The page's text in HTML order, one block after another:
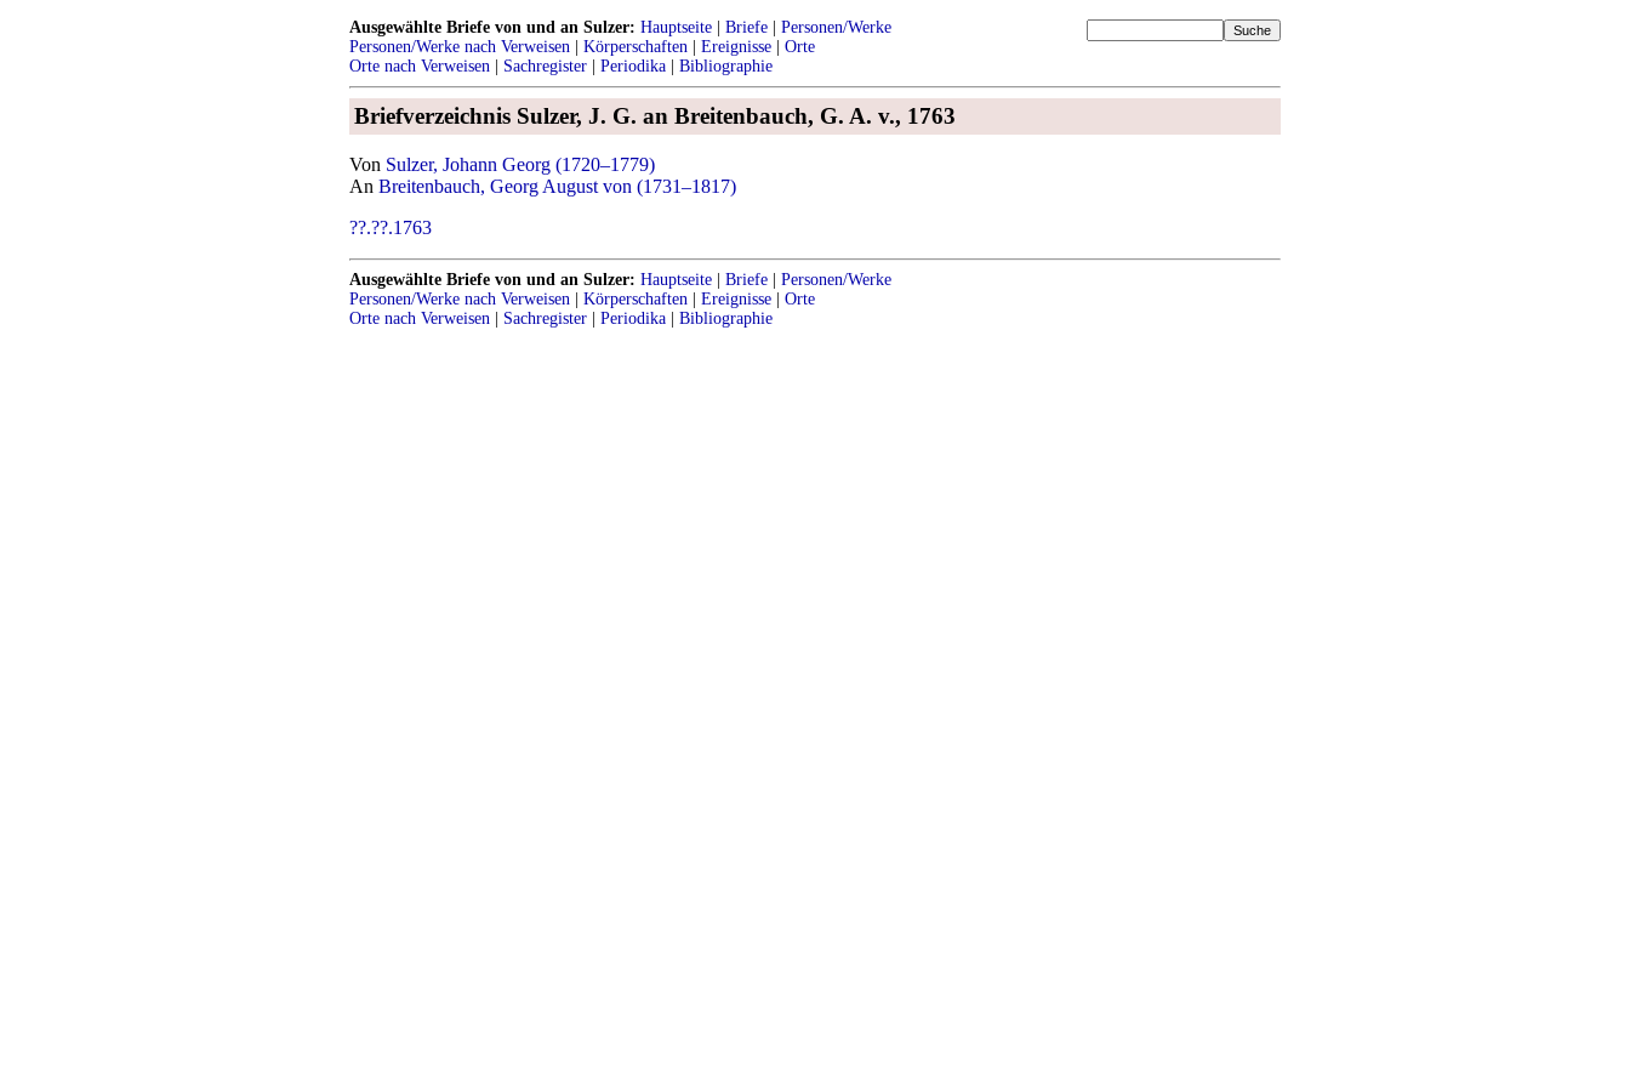
Ausgewählte Briefe von und an Sulzer: Hauptseite | Briefe | Personen/Werke
Personen/Werke nach Verweisen | Körperschaften | Ereignisse | Orte
Orte nach Verweisen | Sachregister | Periodika | Bibliographie
Briefverzeichnis Sulzer, J. G. an Breitenbauch, G. A. v., 1763
Von Sulzer, Johann Georg (1720–1779)
An Breitenbauch, Georg August von (1731–1817)
??.??.1763
Ausgewählte Briefe von und an Sulzer: Hauptseite Briefe
Personen/Werke
Personen/Werke nach Verweisen
Körperschaften Ereignisse
Orte
Orte nach Verweisen
Sachregister Periodika Bibliographie